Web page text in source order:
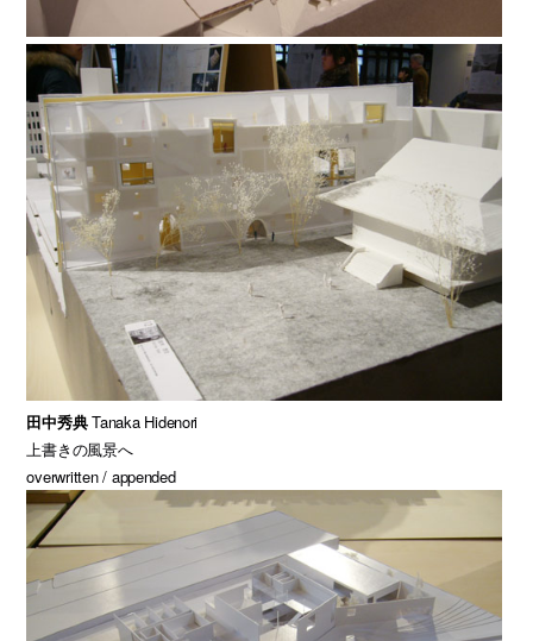
田中秀典Tanaka Hidenori
上書きの風景へ
overwritten / appended